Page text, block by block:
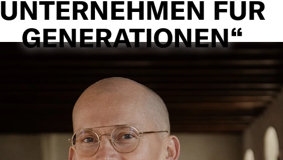
UNTERNEHMEN FÜR
GENERATIONEN“